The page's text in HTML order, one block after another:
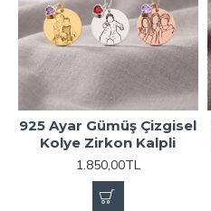
925 Ayar Gümüş Çizgisel
Kolye Zirkon Kalpli
1.850,00TL